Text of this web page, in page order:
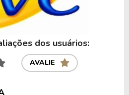
dos usuários:
AVALIE